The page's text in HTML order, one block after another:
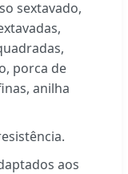
sextavado,
porca de
anilha
aos